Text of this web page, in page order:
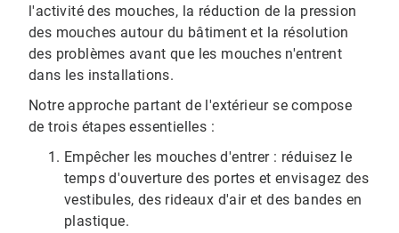
l'activité des mouches, la réduction de la pression
des mouches autour du bâtiment et la résolution
des problèmes avant que les mouches n'entrent
dans les installations.
Notre approche partant de l'extérieur se compose
de trois étapes essentielles :
Empêcher les mouches d'entrer : réduisez le
temps d'ouverture des portes et envisagez des
vestibules, des rideaux d'air et des bandes en
plastique.